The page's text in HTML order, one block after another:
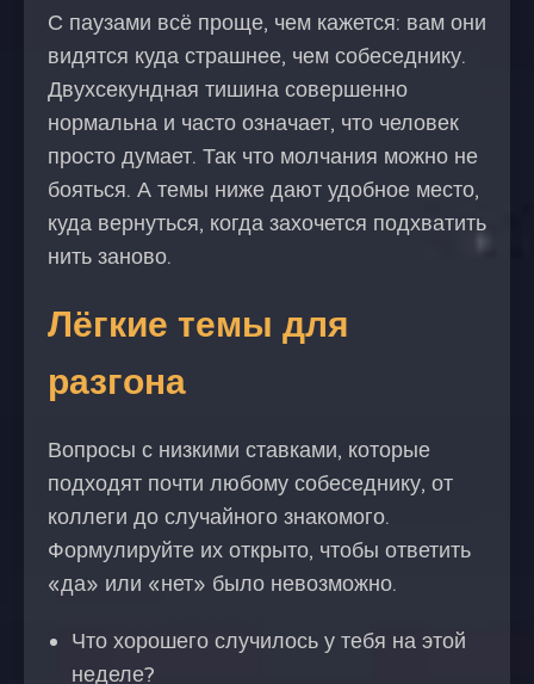
С паузами всё проще, чем кажется: вам они
видятся куда страшнее, чем собеседнику.
Двухсекундная тишина совершенно
нормальна и часто означает, что человек
просто думает. Так что молчания можно не
бояться. А темы ниже дают удобное место,
куда вернуться, когда захочется подхватить
нить заново.
Лёгкие темы для
разгона
Вопросы с низкими ставками, которые
подходят почти любому собеседнику, от
коллеги до случайного знакомого.
Формулируйте их открыто, чтобы ответить
«да» или «нет» было невозможно.
Что хорошего случилось у тебя на этой
неделе?